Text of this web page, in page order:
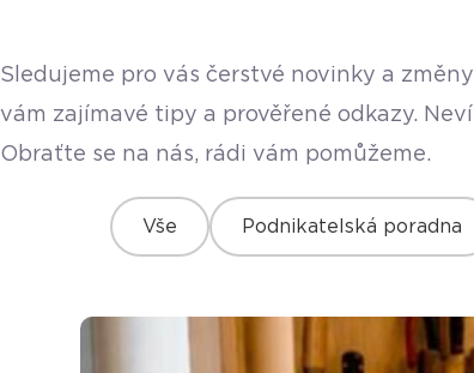
Sledujeme pro vás čerstvé novinky a
vám zajímavé tipy a prověřené odkazy.
Obraťte se na nás, rádi vám pomůžeme.
Vše Podnikatelská poradna